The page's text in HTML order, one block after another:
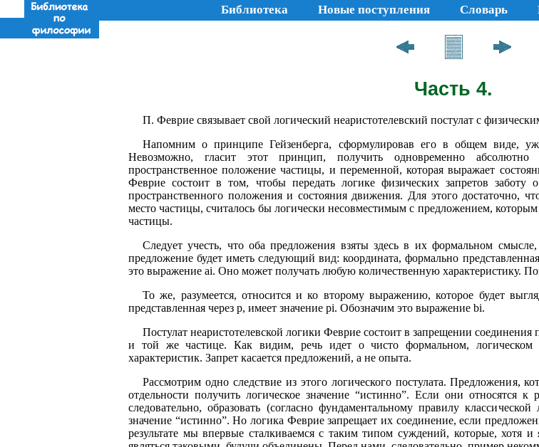
Библиотека Новые поступления Словарь
Часть 4.
П. Феврие связывает свой логический неаристотелевский постулат с
Напомним о принципе Гейзенберга, сформулировав его в общем виде,
Невозможно, гласит этот принцип, получить одновременно
пространственное положение частицы, и переменной, которая выражает
Феврие состоит в том, чтобы передать логике физических запретов
пространственного положения и состояния движения. Для этого достаточно,
место частицы, считалось бы логически несовместимым с предложением,
частицы.
Следует учесть, что оба предложения взяты здесь в их формальном
предложение будет иметь следующий вид: координата, формально
это выражение ai. Оно может получать любую количественную характеристику.
То же, разумеется, относится и ко второму выражению, которое будет
представленная через р, имеет значение pi. Обозначим это выражение bi.
Постулат неаристотелевской логики Феврие состоит в запрещении
и той же частице. Как видим, речь идет о чисто формальном, логическом
характеристик. Запрет касается предложений, а не опыта.
Рассмотрим одно следствие из этого логического постулата. Предложения,
отдельности получить логическое значение “истинно”. Если они относятся
следовательно, образовать (согласно фундаментальному правилу
значение “истинно”. Но логика Феврие запрещает их соединение, если
результате мы впервые сталкиваемся с таким типом суждений, которые, хотя